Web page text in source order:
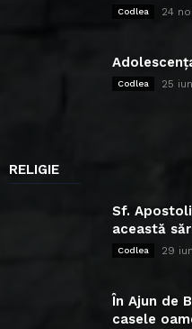
Codlea 24
Codlea 25
RELIGIE
Sf.
această
Codlea 29
În Ajun de
casele